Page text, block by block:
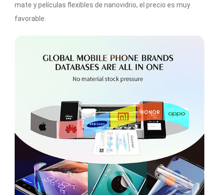
mate y películas flexibles de nanovidrio, el precio es muy
favorable.